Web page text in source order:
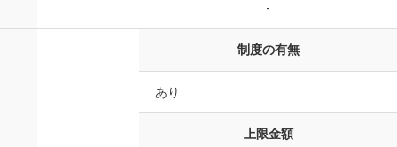
-
制度の有無
あり
上限金額